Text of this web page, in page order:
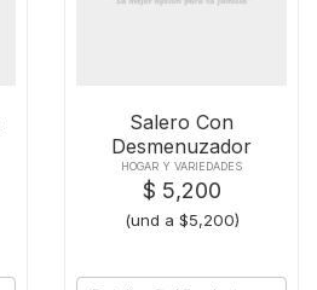
Salero Con
Desmenuzador
HOGAR Y VARIEDADES
$ 5,200
(und a $5,200)